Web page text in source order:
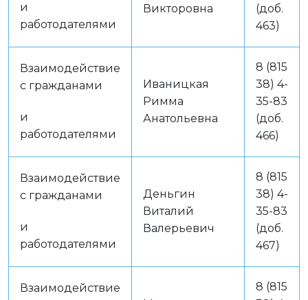
и
работодателями
Викторовна
(доб.
463)
Взаимодействие
с гражданами
и
работодателями
Иваницкая
Римма
Анатольевна
8 (815
38) 4-
35-83
(доб.
466)
Взаимодействие
с гражданами
и
работодателями
Деньгин
Виталий
Валерьевич
8 (815
38) 4-
35-83
(доб.
467)
Взаимодействие
8 (815